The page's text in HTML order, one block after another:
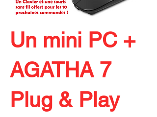
Un mini PC +
AGATHA 7
Plug & Play